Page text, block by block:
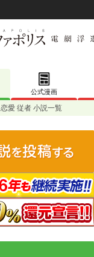
公式漫画
恋愛 従者 小説一覧